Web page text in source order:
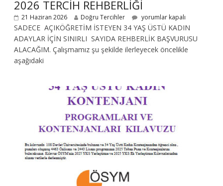
2026 TERCİH REHBERLİĞİ
21 Haziran 2026 Doğru Tercihler yorumlar kapalı
SADECE AÇIKÖĞRETİM İSTEYEN 34 YAŞ ÜSTÜ KADIN
ADAYLAR İÇİN SINIRLI SAYIDA REHBERLİK BAŞVURUSU
ALACAĞIM. Çalışmamız şu şekilde ilerleyecek öncelikle
aşağıdaki